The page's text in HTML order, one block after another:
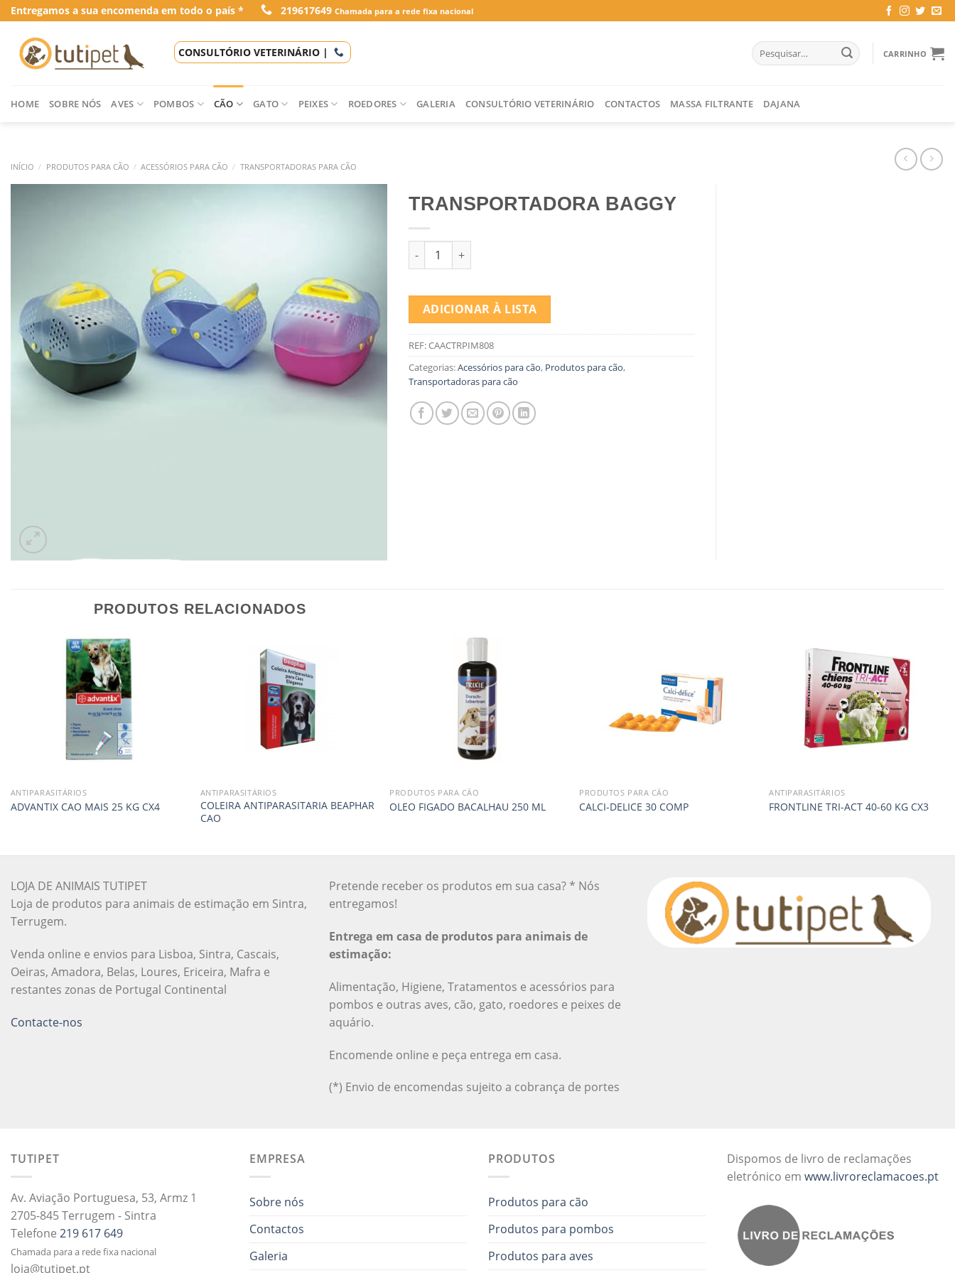
Skip
to
content
Entregamos a sua encomenda em todo o país * 219617649 Chamada para a rede fixa nacional
CONSULTÓRIO VETERINÁRIO |
Pesquisar
por:
CARRINHO
HOME SOBRE NÓS AVES POMBOS CÃO GATO PEIXES ROEDORES GALERIA CONSULTÓRIO VETERINÁRIO CONTACTOS MASSA FILTRANTE DAJANA
INÍCIO / PRODUTOS PARA CÃO / ACESSÓRIOS PARA CÃO / TRANSPORTADORAS PARA CÃO
TRANSPORTADORA BAGGY
Quantidade de TRANSPORTADORA BAGGY
ADICIONAR À LISTA
REF:CAACTRPIM808
Categorias:Acessórios para cão, Produtos para cão,
Transportadoras para cão
PRODUTOS RELACIONADOS
ANTIPARASITÁRIOS
ADVANTIX CAO MAIS 25 KG CX4
ANTIPARASITÁRIOS
COLEIRA ANTIPARASITARIA BEAPHAR
CAO
PRODUTOS PARA CÃO
OLEO FIGADO BACALHAU 250 ML
PRODUTOS PARA CÃO
CALCI-DELICE 30 COMP
ANTIPARASITÁRIOS
FRONTLINE TRI-ACT 40-60 KG CX3
LOJA DE ANIMAIS TUTIPET
Loja de produtos para animais de estimação em Sintra,
Terrugem.
Venda online e envios para Lisboa, Sintra, Cascais,
Oeiras, Amadora, Belas, Loures, Ericeira, Mafra e
restantes zonas de Portugal Continental
Contacte-nos
Pretende receber os produtos em sua casa? * Nós
entregamos!
Entrega em casa de produtos para animais de
estimação:
Alimentação, Higiene, Tratamentos e acessórios para
pombos e outras aves, cão, gato, roedores e peixes de
aquário.
Encomende online e peça entrega em casa.
(*) Envio de encomendas sujeito a cobrança de portes
TUTIPET
Av. Aviação Portuguesa, 53, Armz 1
2705-845 Terrugem - Sintra
Telefone 219 617 649
Chamada para a rede fixa nacional
loja@tutipet.pt
EMPRESA
Sobre nós
Contactos
Galeria
PRODUTOS
Produtos para cão
Produtos para pombos
Produtos para aves
Dispomos de livro de reclamações
eletrónico em www.livroreclamacoes.pt